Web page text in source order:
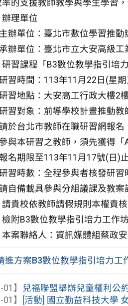
率的支援教師教學與學生學習
辦理單位
辦單位：臺北市數位學習推動
辦單位：臺北市立大安高級工
研習課程「B3數位教學指引培
習時間：113年11月22日(星期
習地點：大安高工行政大樓2
習對象：前導學校計畫推動
於台北市教師在職研習網報
與本研習之教師，須先獲得
名期限至113年11月17號(日)
習時數：全程參與者核發研習
自備載具參與分組議課及教案
請貴校依教師請假規則本權責
檢附B3數位教學指引培力工作
本案聯絡人：資訊媒體組蔡政
進方案B3數位教學指引培力工
】 兒福聯盟舉辦兒童權利公
】
[活動] 國立勤益科技大學